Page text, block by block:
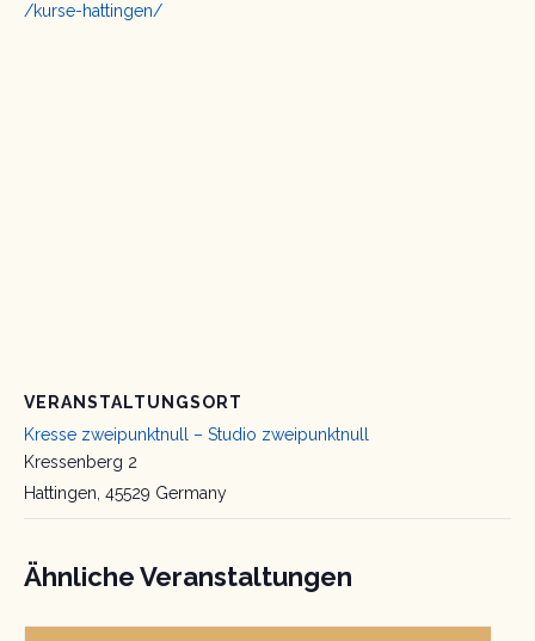
/kurse-hattingen/
VERANSTALTUNGSORT
Kresse zweipunktnull – Studio zweipunktnull
Kressenberg 2
Hattingen, 45529 Germany
Ähnliche Veranstaltungen